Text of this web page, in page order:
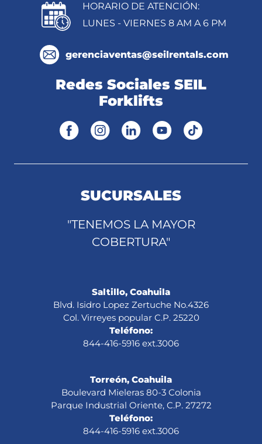
HORARIO DE ATENCIÓN:
LUNES - VIERNES 8 AM A 6 PM
gerenciaventas@seilrentals.com
Redes Sociales SEIL
Forklifts
SUCURSALES
"TENEMOS LA MAYOR
COBERTURA"
Saltillo, Coahuila
Blvd. Isidro Lopez Zertuche No.4326
Col. Virreyes popular C.P. 25220
Teléfono:
844-416-5916 ext.3006
Torreón, Coahuila
Boulevard Mieleras 80-3 Colonia
Parque Industrial Oriente, C.P. 27272
Teléfono:
844-416-5916 ext.3006